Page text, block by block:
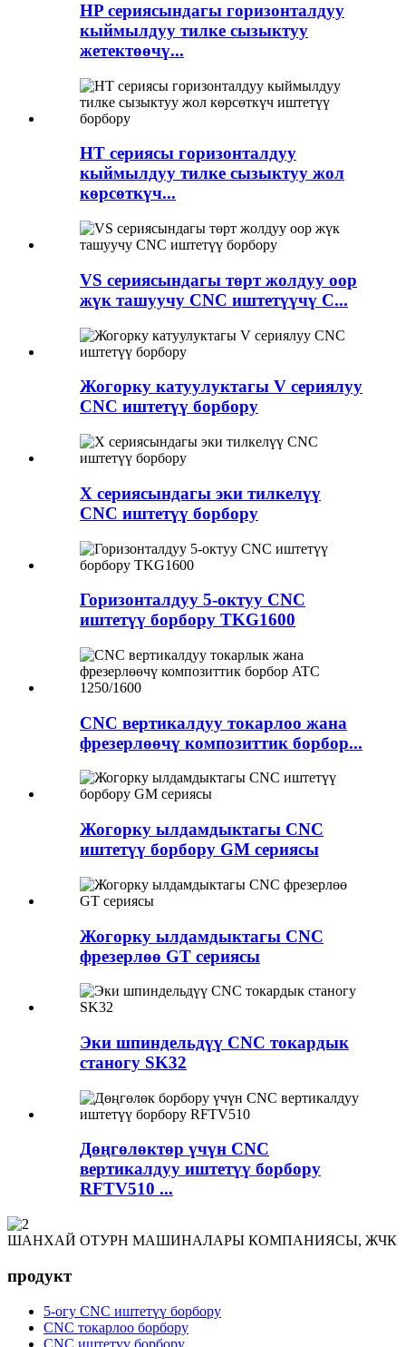
HP сериясындагы горизонталдуу
кыймылдуу тилке сызыктуу
жетектөөчү...
HT сериясы горизонталдуу
кыймылдуу тилке сызыктуу жол
көрсөткүч...
VS сериясындагы төрт жолдуу оор
жүк ташуучу CNC иштетүүчү C...
Жогорку катуулуктагы V сериялуу
CNC иштетүү борбору
X сериясындагы эки тилкелүү
CNC иштетүү борбору
Горизонталдуу 5-октуу CNC
иштетүү борбору TKG1600
CNC вертикалдуу токарлоо жана
фрезерлөөчү композиттик борбор...
Жогорку ылдамдыктагы CNC
иштетүү борбору GM сериясы
Жогорку ылдамдыктагы CNC
фрезерлөө GT сериясы
Эки шпиндельдүү CNC токардык
станогу SK32
Дөңгөлөктөр үчүн CNC
вертикалдуу иштетүү борбору
RFTV510 ...
ШАНХАЙ ОТУРН МАШИНАЛАРЫ КОМПАНИЯСЫ, ЖЧК
продукт
5-огу CNC иштетүү борбору
CNC токарлоо борбору
CNC иштетүү борбору